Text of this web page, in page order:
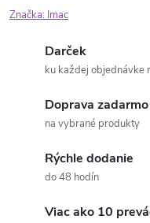
Značka: Imac
Darček
ku každej objednávke
Doprava zadarmo
na vybrané produkty
Rýchle dodanie
do 48 hodín
Viac ako 10